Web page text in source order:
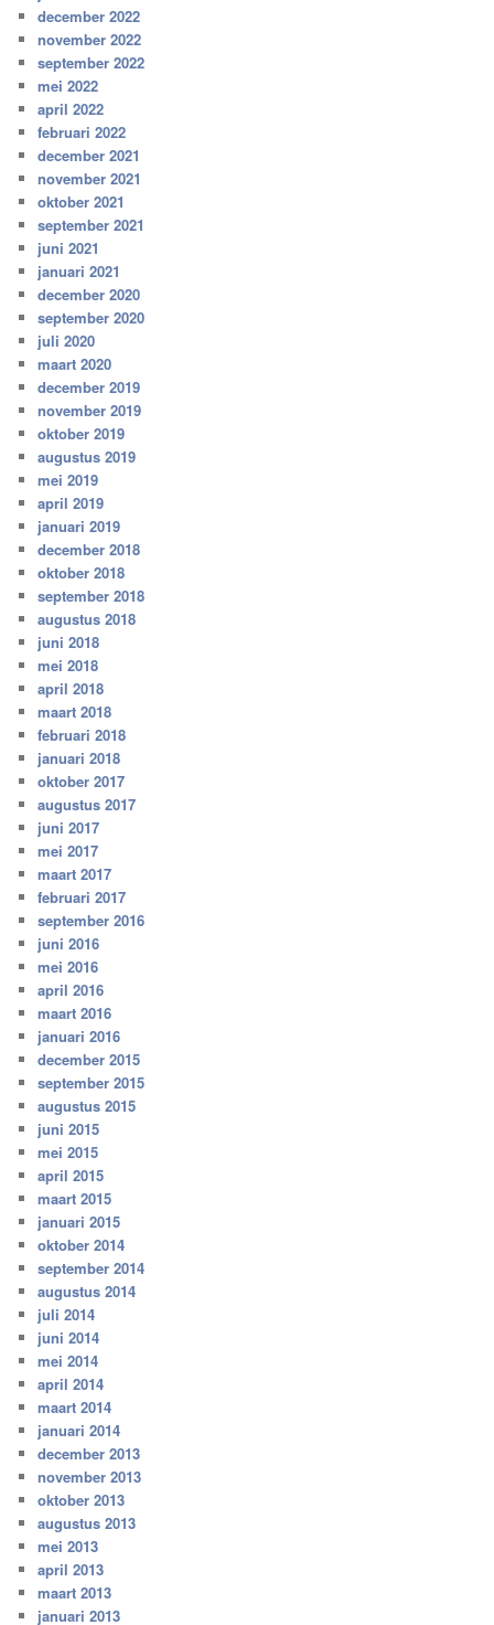
december 2022
november 2022
september 2022
mei 2022
april 2022
februari 2022
december 2021
november 2021
oktober 2021
september 2021
juni 2021
januari 2021
december 2020
september 2020
juli 2020
maart 2020
december 2019
november 2019
oktober 2019
augustus 2019
mei 2019
april 2019
januari 2019
december 2018
oktober 2018
september 2018
augustus 2018
juni 2018
mei 2018
april 2018
maart 2018
februari 2018
januari 2018
oktober 2017
augustus 2017
juni 2017
mei 2017
maart 2017
februari 2017
september 2016
juni 2016
mei 2016
april 2016
maart 2016
januari 2016
december 2015
september 2015
augustus 2015
juni 2015
mei 2015
april 2015
maart 2015
januari 2015
oktober 2014
september 2014
augustus 2014
juli 2014
juni 2014
mei 2014
april 2014
maart 2014
januari 2014
december 2013
november 2013
oktober 2013
augustus 2013
mei 2013
april 2013
maart 2013
januari 2013